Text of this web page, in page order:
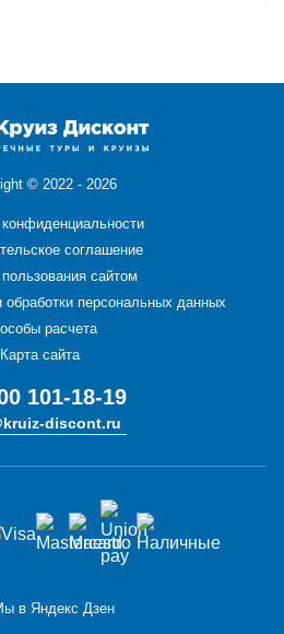
© 2022 - 2026
соглашение
сайтом
обработки персональных данных
расчета
Карта сайта
101-18-19
discont.ru
в Яндекс Дзен